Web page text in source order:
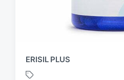
ERISIL PLUS